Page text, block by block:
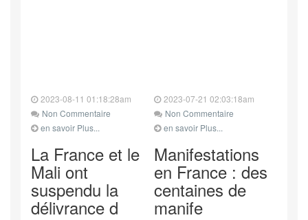
2023-08-11 01:18:28am
Non Commentaire
en savoir Plus...
La France et le
Mali ont
suspendu la
délivrance d
2023-07-21 02:03:18am
Non Commentaire
en savoir Plus...
Manifestations
en France : des
centaines de
manife